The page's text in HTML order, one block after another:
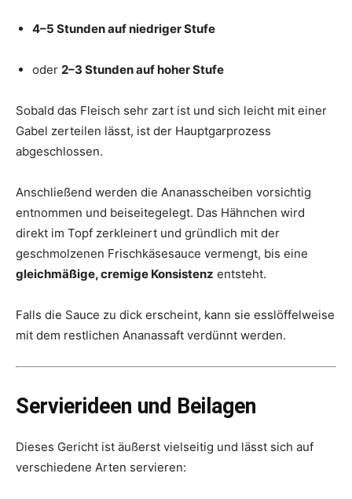
4–5 Stunden auf niedriger Stufe
oder 2–3 Stunden auf hoher Stufe
Sobald das Fleisch sehr zart ist und sich leicht mit einer
Gabel zerteilen lässt, ist der Hauptgarprozess
abgeschlossen.
Anschließend werden die Ananasscheiben vorsichtig
entnommen und beiseitegelegt. Das Hähnchen wird
direkt im Topf zerkleinert und gründlich mit der
geschmolzenen Frischkäsesauce vermengt, bis eine
gleichmäßige, cremige Konsistenz entsteht.
Falls die Sauce zu dick erscheint, kann sie esslöffelweise
mit dem restlichen Ananassaft verdünnt werden.
Servierideen und Beilagen
Dieses Gericht ist äußerst vielseitig und lässt sich auf
verschiedene Arten servieren: